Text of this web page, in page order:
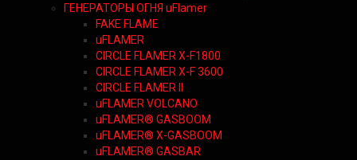
ГЕНЕРАТОРЫ ОГНЯ uFlamer
FAKE FLAME
uFLAMER
CIRCLE FLAMER X-F1800
CIRCLE FLAMER X-F 3600
CIRCLE FLAMER II
uFLAMER VOLCANO
uFLAMER® GASBOOM
uFLAMER® X-GASBOOM
uFLAMER® GASBAR